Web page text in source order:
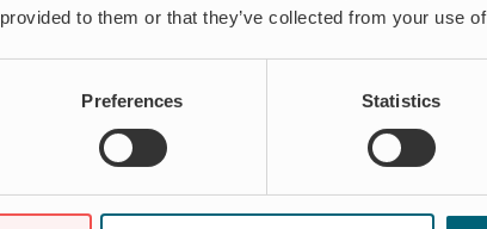
to them or that they’ve collected from your use
Preferences Statistics